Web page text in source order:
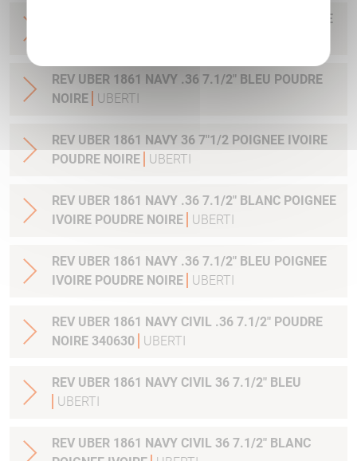
REV UBER 1861 NAVY 36 7"1/2 BARILLET GRAVE
REV UBER 1861 NAVY .36 7.1/2" BLEU POUDRE
NOIRE
UBERTI
REV UBER 1861 NAVY 36 7"1/2 POIGNEE IVOIRE
POUDRE NOIRE
UBERTI
REV UBER 1861 NAVY .36 7.1/2" BLANC POIGNEE
IVOIRE POUDRE NOIRE
UBERTI
REV UBER 1861 NAVY .36 7.1/2" BLEU POIGNEE
IVOIRE POUDRE NOIRE
UBERTI
REV UBER 1861 NAVY CIVIL .36 7.1/2" POUDRE
NOIRE 340630
UBERTI
REV UBER 1861 NAVY CIVIL 36 7.1/2" BLEU
UBERTI
REV UBER 1861 NAVY CIVIL 36 7.1/2" BLANC